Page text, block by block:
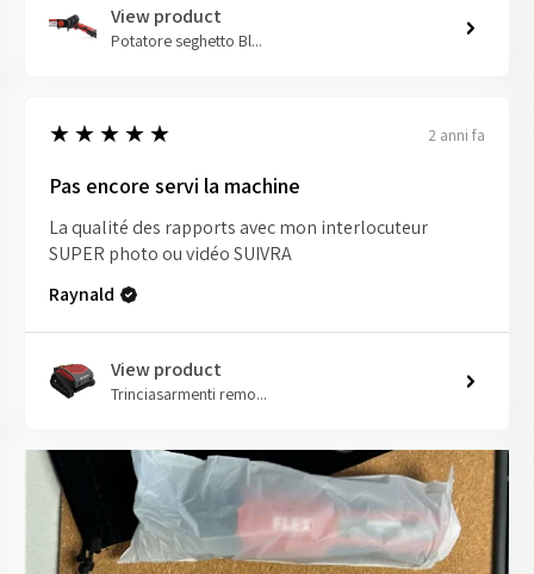
View product
Potatore seghetto Bl...
5
★★★★★ 2 anni fa
Pas encore servi la machine
La qualité des rapports avec mon interlocuteur
SUPER photo ou vidéo SUIVRA
Raynald
View product
Trinciasarmenti remo...